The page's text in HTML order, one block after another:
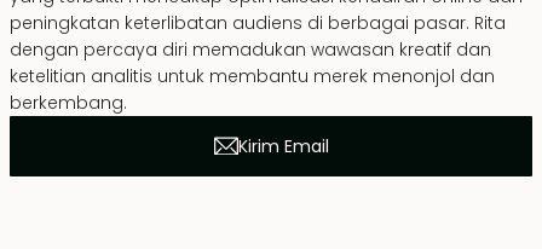
peningkatan keterlibatan audiens di berbagai pasar. Rita
dengan percaya diri memadukan wawasan kreatif dan
ketelitian analitis untuk membantu merek menonjol dan
berkembang.
Kirim Email